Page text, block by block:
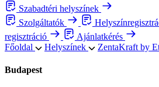
Szabadtéri helyszínek
Szolgáltatók
regisztráció
Ajánlatkérés
Főoldal
Helyszínek ZentaKraft by
Budapest